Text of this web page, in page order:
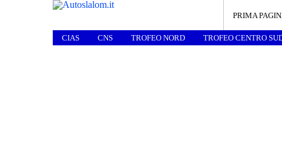
PRIMA
CIAS CNS TROFEO NORD TROFEO CENTRO